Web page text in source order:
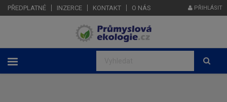
PŘEDPLATNÉ INZERCE KONTAKT O NÁS PŘIHLÁSIT